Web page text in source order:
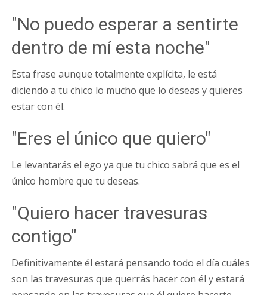
"No puedo esperar a sentirte
dentro de mí esta noche"
Esta frase aunque totalmente explícita, le está
diciendo a tu chico lo mucho que lo deseas y quieres
estar con él.
"Eres el único que quiero"
Le levantarás el ego ya que tu chico sabrá que es el
único hombre que tu deseas.
"Quiero hacer travesuras
contigo"
Definitivamente él estará pensando todo el día cuáles
son las travesuras que querrás hacer con él y estará